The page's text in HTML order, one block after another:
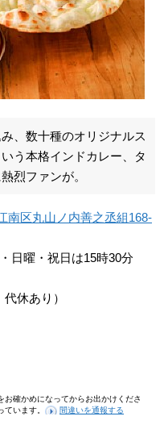
、数十種のオリジナルス
う本格インドカレー、タ
烈ファンが。
南区丸山ノ内善之丞組168-
日曜・祝日は15時30分
休あり）
確かめになってからお出かけくださ
います。
間違いを通報する